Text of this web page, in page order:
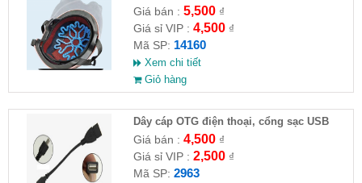
Giá bán : 5,500₫
Giá sỉ VIP : 4,500₫
Mã SP: 14160
Xem chi tiết
Giỏ hàng
Dây cáp OTG điện thoại, cổng sạc USB
Giá bán : 4,500₫
Giá sỉ VIP : 2,500₫
Mã SP: 2963